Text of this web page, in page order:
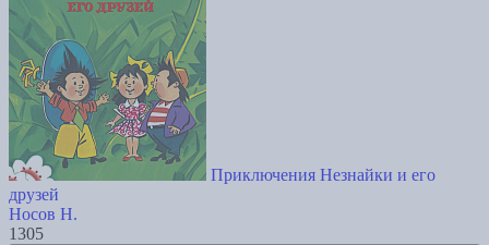
Приключения Незнайки и его
друзей
Носов Н.
1305